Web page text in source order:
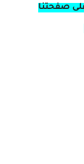
صفحتنا